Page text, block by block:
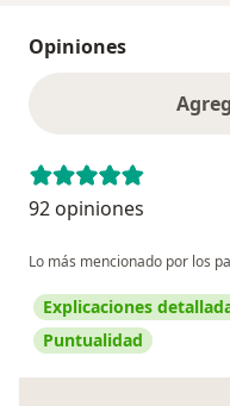
Opiniones
92 opiniones
Lo más mencionado por los
Explicaciones
Puntualidad